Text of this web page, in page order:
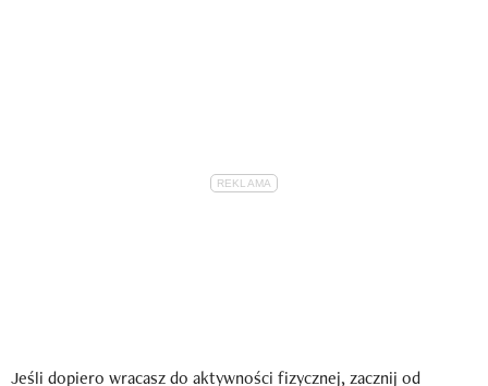
Jeśli dopiero wracasz do aktywności fizycznej, zacznij od